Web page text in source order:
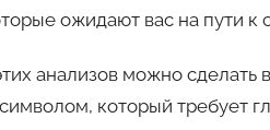
ожидают вас на пути к
анализов можно сделать
который требует